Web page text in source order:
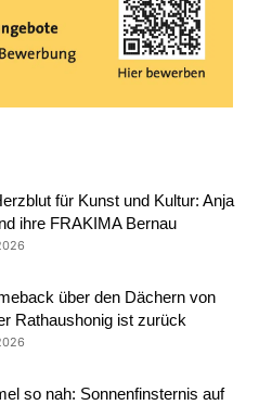
für Kunst und Kultur: Anja
ihre FRAKIMA Bernau
über den Dächern von
Rathaushonig ist zurück
so nah: Sonnenfinsternis auf